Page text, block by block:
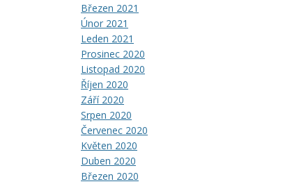
Březen 2021
Únor 2021
Leden 2021
Prosinec 2020
Listopad 2020
Říjen 2020
Září 2020
Srpen 2020
Červenec 2020
Květen 2020
Duben 2020
Březen 2020